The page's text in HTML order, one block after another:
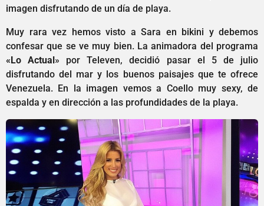
imagen disfrutando de un día de playa.
Muy rara vez hemos visto a Sara en bikini y debemos
confesar que se ve muy bien. La animadora del programa
«Lo Actual » por Televen, decidió pasar el 5 de julio
disfrutando del mar y los buenos paisajes que te ofrece
Venezuela. En la imagen vemos a Coello muy sexy, de
espalda y en dirección a las profundidades de la playa.